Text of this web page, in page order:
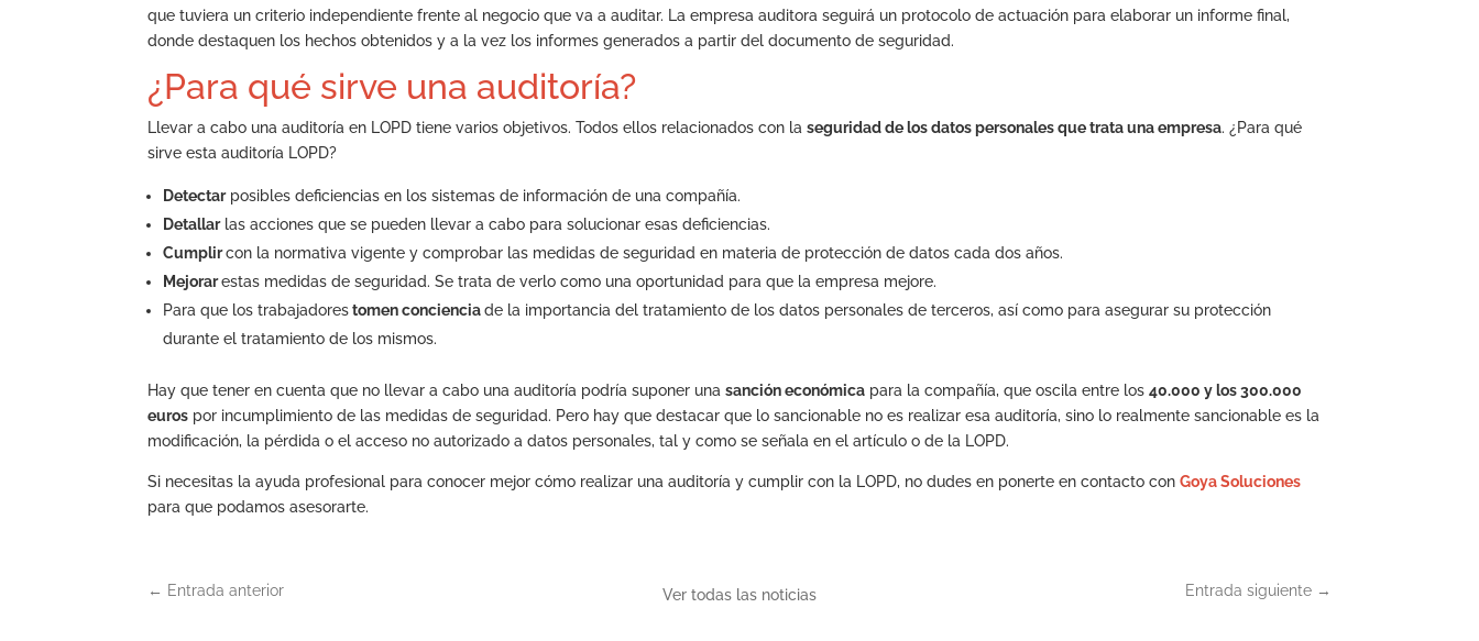
que tuviera un criterio independiente frente al negocio que va a auditar. La empresa auditora seguirá un protocolo de actuación para elaborar un informe final,
donde destaquen los hechos obtenidos y a la vez los informes generados a partir del documento de seguridad.
¿Para qué sirve una auditoría?
Llevar a cabo una auditoría en LOPD tiene varios objetivos. Todos ellos relacionados con laseguridad de los datos personales que trata una empresa. ¿Para qué
sirve esta auditoría LOPD?
Detectarposibles deficiencias en los sistemas de información de una compañía.
Detallarlas acciones que se pueden llevar a cabo para solucionar esas deficiencias.
Cumplircon la normativa vigente y comprobar las medidas de seguridad en materia de protección de datos cada dos años.
Mejorarestas medidas de seguridad. Se trata de verlo como una oportunidad para que la empresa mejore.
Para que los trabajadorestomen concienciade la importancia del tratamiento de los datos personales de terceros, así como para asegurar su protección
durante el tratamiento de los mismos.
Hay que tener en cuenta que no llevar a cabo una auditoría podría suponer unasanción económica para la compañía, que oscila entre los40.000 y los 300.000
euros por incumplimiento de las medidas de seguridad. Pero hay que destacar que lo sancionable no es realizar esa auditoría, sino lo realmente sancionable es la
modificación, la pérdida o el acceso no autorizado a datos personales, tal y como se señala en el artículo o de la LOPD.
Si necesitas la ayuda profesional para conocer mejor cómo realizar una auditoría y cumplir con la LOPD, no dudes en ponerte en contacto conGoya Soluciones
para que podamos asesorarte.
← Entrada anterior Ver todas las noticias Entrada siguiente→